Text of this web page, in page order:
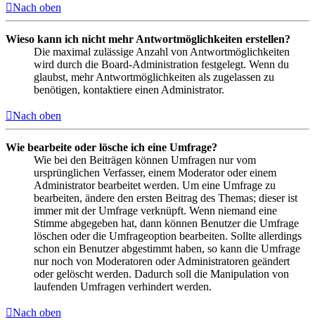
Nach oben
Wieso kann ich nicht mehr Antwortmöglichkeiten erstellen?
Die maximal zulässige Anzahl von Antwortmöglichkeiten
wird durch die Board-Administration festgelegt. Wenn du
glaubst, mehr Antwortmöglichkeiten als zugelassen zu
benötigen, kontaktiere einen Administrator.
Nach oben
Wie bearbeite oder lösche ich eine Umfrage?
Wie bei den Beiträgen können Umfragen nur vom
ursprünglichen Verfasser, einem Moderator oder einem
Administrator bearbeitet werden. Um eine Umfrage zu
bearbeiten, ändere den ersten Beitrag des Themas; dieser ist
immer mit der Umfrage verknüpft. Wenn niemand eine
Stimme abgegeben hat, dann können Benutzer die Umfrage
löschen oder die Umfrageoption bearbeiten. Sollte allerdings
schon ein Benutzer abgestimmt haben, so kann die Umfrage
nur noch von Moderatoren oder Administratoren geändert
oder gelöscht werden. Dadurch soll die Manipulation von
laufenden Umfragen verhindert werden.
Nach oben